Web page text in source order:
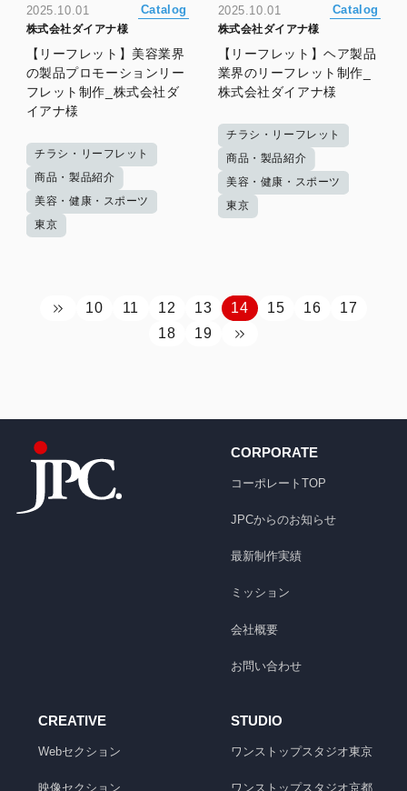
2025.10.01 Catalog
株式会社ダイアナ様
【リーフレット】美容業界
の製品プロモーションリー
フレット制作_株式会社ダ
イアナ様
チラシ・リーフレット
商品・製品紹介
美容・健康・スポーツ
東京
2025.10.01 Catalog
株式会社ダイアナ様
【リーフレット】ヘア製品
業界のリーフレット制作_
株式会社ダイアナ様
チラシ・リーフレット
商品・製品紹介
美容・健康・スポーツ
東京
10 11 12 13 14 15 16
17
18
19
CORPORATE
コーポレートTOP
JPCからのお知らせ
最新制作実績
ミッション
会社概要
お問い合わせ
CREATIVE
Webセクション
映像セクション
STUDIO
ワンストップスタジオ東京
ワンストップスタジオ京都